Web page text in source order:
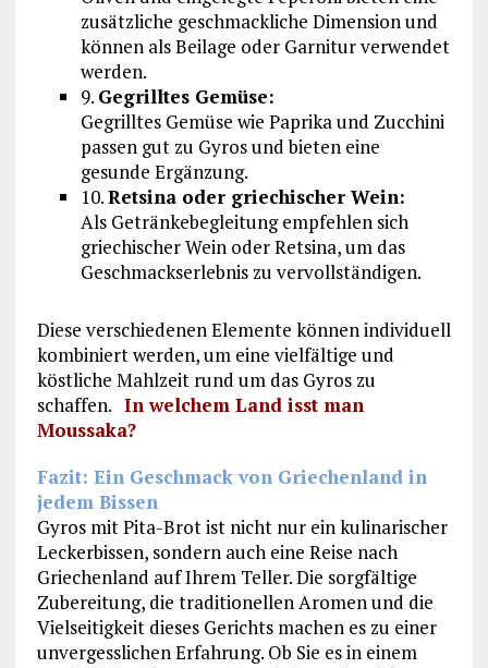
zusätzliche geschmackliche Dimension und
können als Beilage oder Garnitur verwendet
werden.
9. Gegrilltes Gemüse:
Gegrilltes Gemüse wie Paprika und Zucchini
passen gut zu Gyros und bieten eine
gesunde Ergänzung.
10.Retsina oder griechischer Wein:
Als Getränkebegleitung empfehlen sich
griechischer Wein oder Retsina, um das
Geschmackserlebnis zu vervollständigen.
Diese verschiedenen Elemente können individuell
kombiniert werden, um eine vielfältige und
köstliche Mahlzeit rund um das Gyros zu
schaffen. In welchem Land isst man
Moussaka?
Fazit: Ein Geschmack von Griechenland in
jedem Bissen
Gyros mit Pita-Brot ist nicht nur ein kulinarischer
Leckerbissen, sondern auch eine Reise nach
Griechenland auf Ihrem Teller. Die sorgfältige
Zubereitung, die traditionellen Aromen und die
Vielseitigkeit dieses Gerichts machen es zu einer
unvergesslichen Erfahrung. Ob Sie es in einem